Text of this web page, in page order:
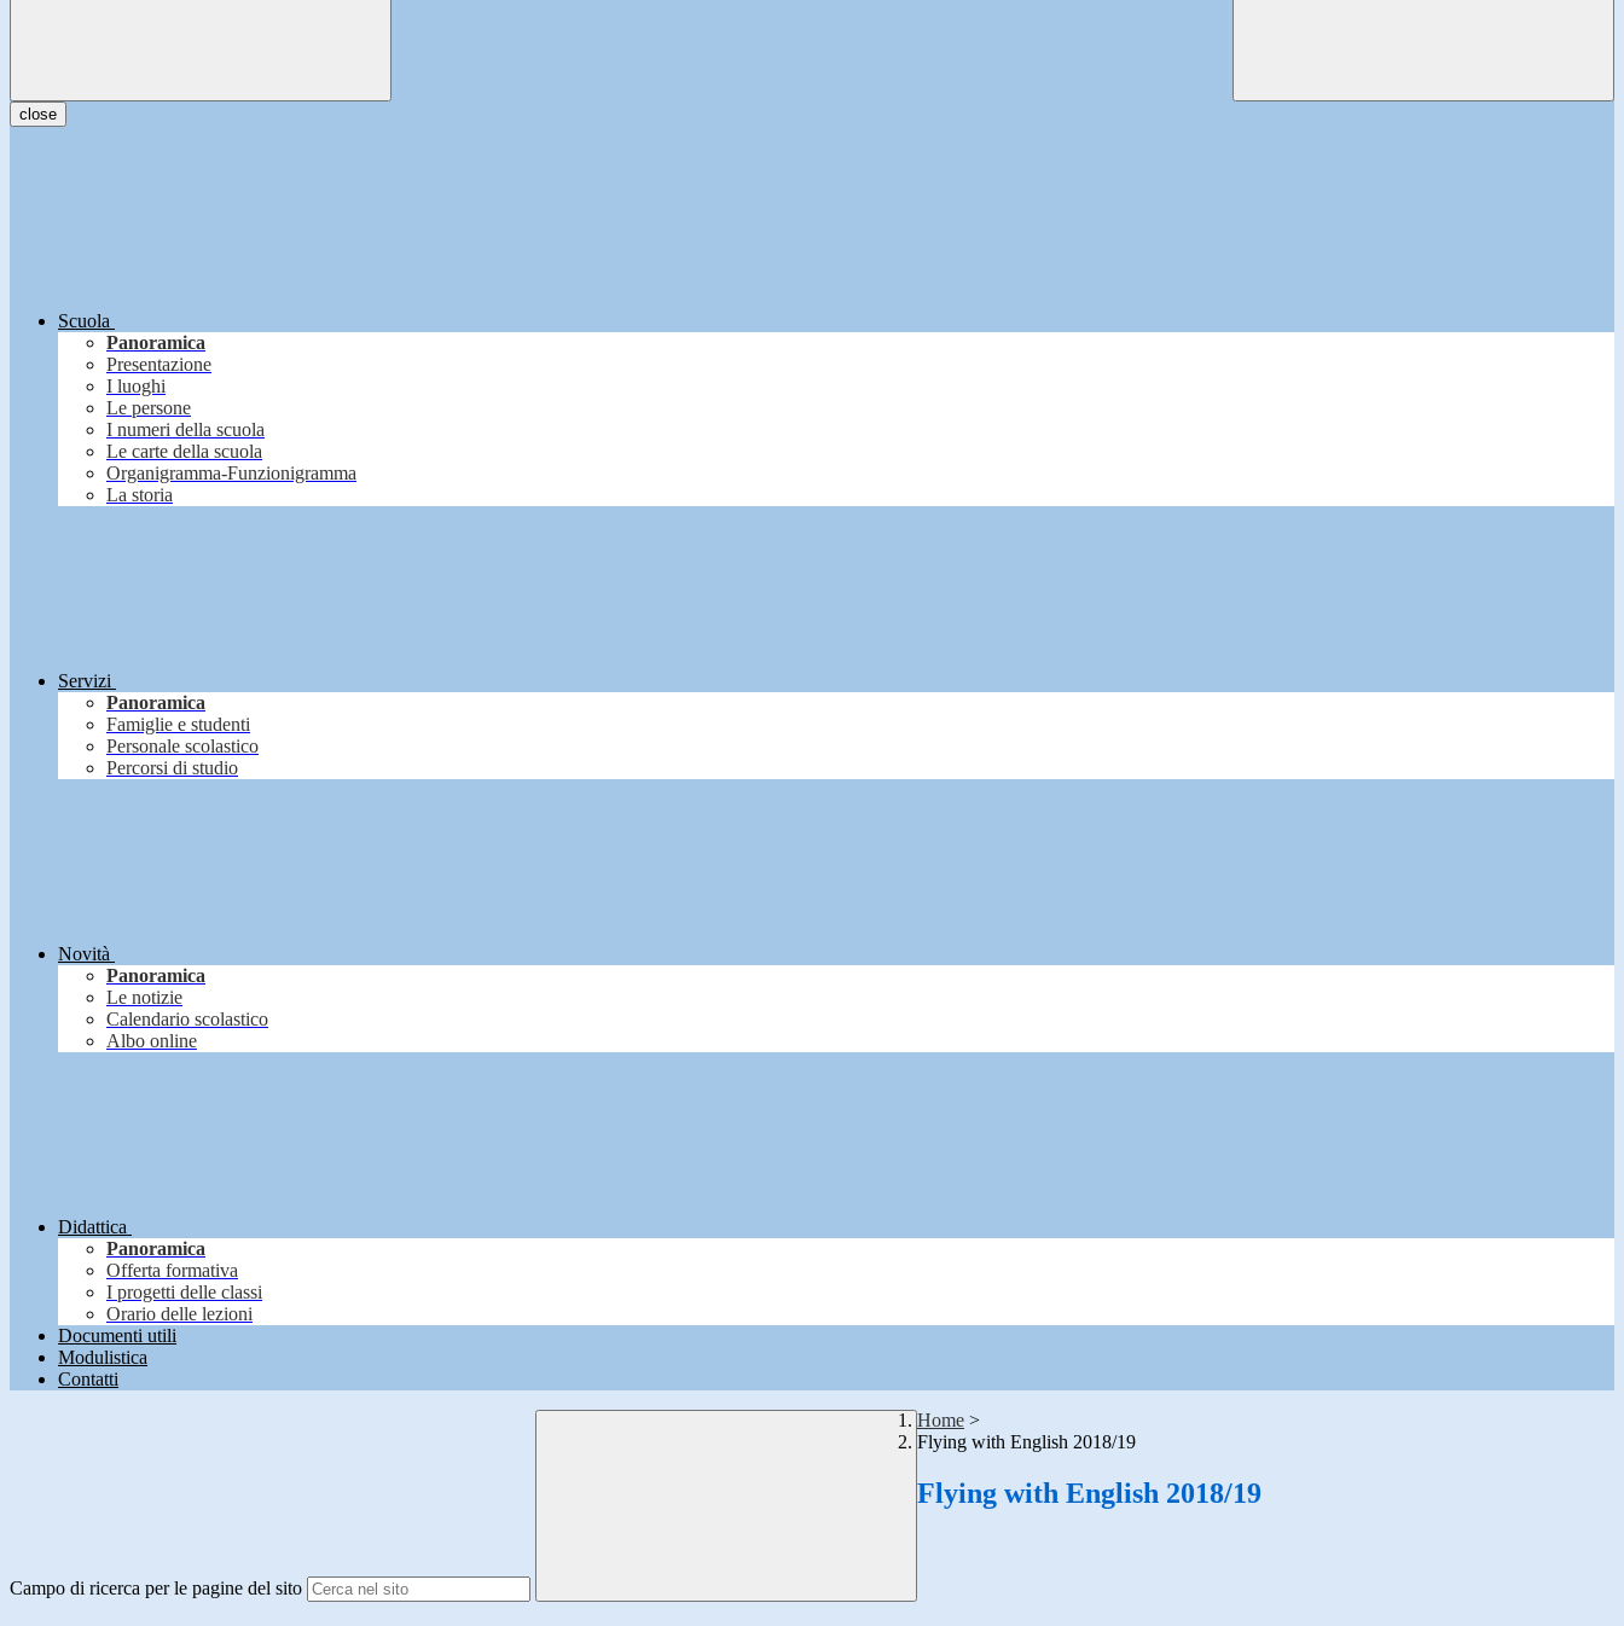
close
Scuola
Panoramica
Presentazione
I luoghi
Le persone
I numeri della scuola
Le carte della scuola
Organigramma-Funzionigramma
La storia
Servizi
Panoramica
Famiglie e studenti
Personale scolastico
Percorsi di studio
Novità
Panoramica
Le notizie
Calendario scolastico
Albo online
Didattica
Panoramica
Offerta formativa
I progetti delle classi
Orario delle lezioni
Documenti utili
Modulistica
Contatti
Campo di ricerca per le pagine del sito
Home >
Flying with English 2018/19
Flying with English 2018/19